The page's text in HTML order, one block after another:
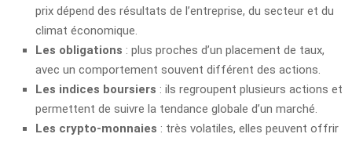
prix dépend des résultats de l’entreprise, du secteur et du
climat économique.
Les obligations : plus proches d’un placement de taux,
avec un comportement souvent différent des actions.
Les indices boursiers : ils regroupent plusieurs actions et
permettent de suivre la tendance globale d’un marché.
Les crypto-monnaies : très volatiles, elles peuvent offrir